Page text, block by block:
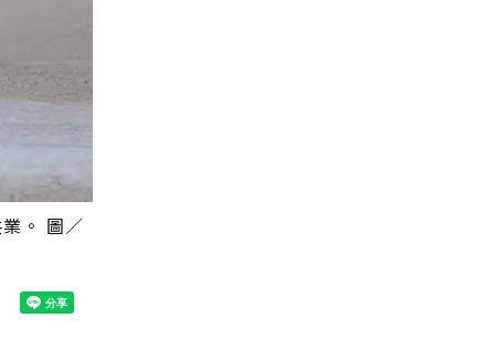
。 圖／